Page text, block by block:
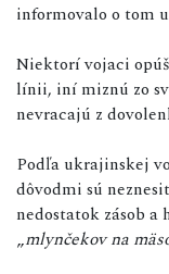
informovalo o tom
Niektorí vojaci
línii, iní miznú zo
nevracajú z
Podľa ukrajinskej
dôvodmi sú
nedostatok zásob a
„mlynčekov na